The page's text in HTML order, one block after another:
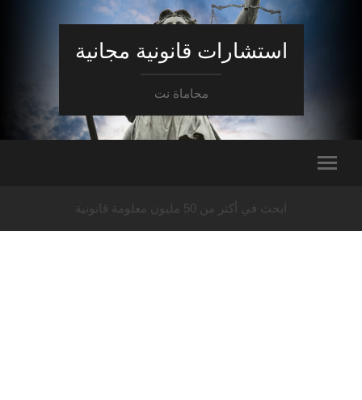
استشارات قانونية مجانية
محاماة نت
ابحث في أكثر من 50 مليون معلومة قانونية